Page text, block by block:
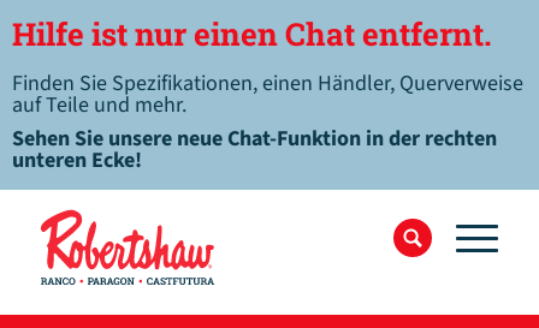
Hilfe ist nur einen Chat entfernt.
Finden Sie Spezifikationen, einen Händler, Querverweise
auf Teile und mehr.
Sehen Sie unsere neue Chat-Funktion in der rechten
unteren Ecke!